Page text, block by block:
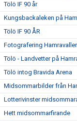
Tölö IF 90 år
Kungsbackaleken på
Tölö IF 90 ÅR
Fotografering
Tölö - Landvetter på
Tölö intog Bravida Arena
Midsommarbilder från
Lotterivinster
Hett midsommarfirande